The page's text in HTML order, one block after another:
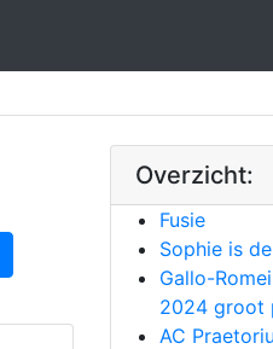
Overzicht:
Fusie
Sophie is
Gallo-
2024 groot
AC